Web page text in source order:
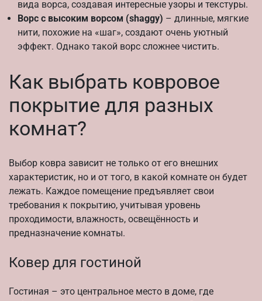
вида ворса, создавая интересные узоры и текстуры.
Ворс с высоким ворсом (shaggy) – длинные, мягкие
нити, похожие на «шаг», создают очень уютный
эффект. Однако такой ворс сложнее чистить.
Как выбрать ковровое
покрытие для разных
комнат?
Выбор ковра зависит не только от его внешних
характеристик, но и от того, в какой комнате он будет
лежать. Каждое помещение предъявляет свои
требования к покрытию, учитывая уровень
проходимости, влажность, освещённость и
предназначение комнаты.
Ковер для гостиной
Гостиная – это центральное место в доме, где